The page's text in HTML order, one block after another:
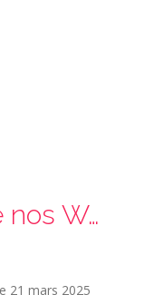
Futur naissance de nos Welsh Corgi Pembroke
21 mars 2025